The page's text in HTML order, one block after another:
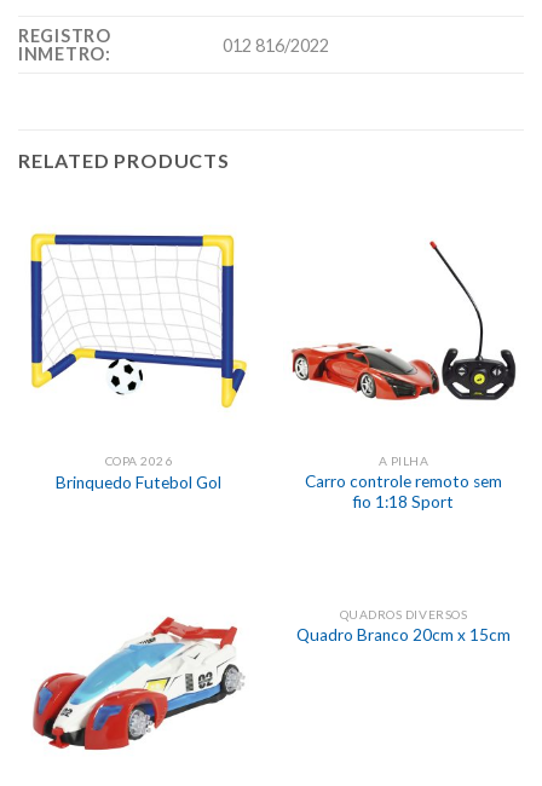
REGISTRO
INMETRO:
012 816/2022
RELATED PRODUCTS
COPA 2026
Brinquedo Futebol Gol
A PILHA
Carro controle remoto sem
fio 1:18 Sport
QUADROS DIVERSOS
Quadro Branco 20cm x 15cm